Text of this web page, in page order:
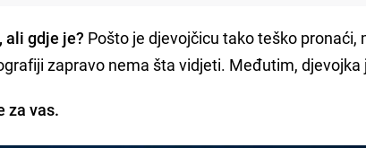
ali gdje je? Pošto je djevojčicu tako teško pronaći,
zapravo nema šta vidjeti. Međutim,
za vas.